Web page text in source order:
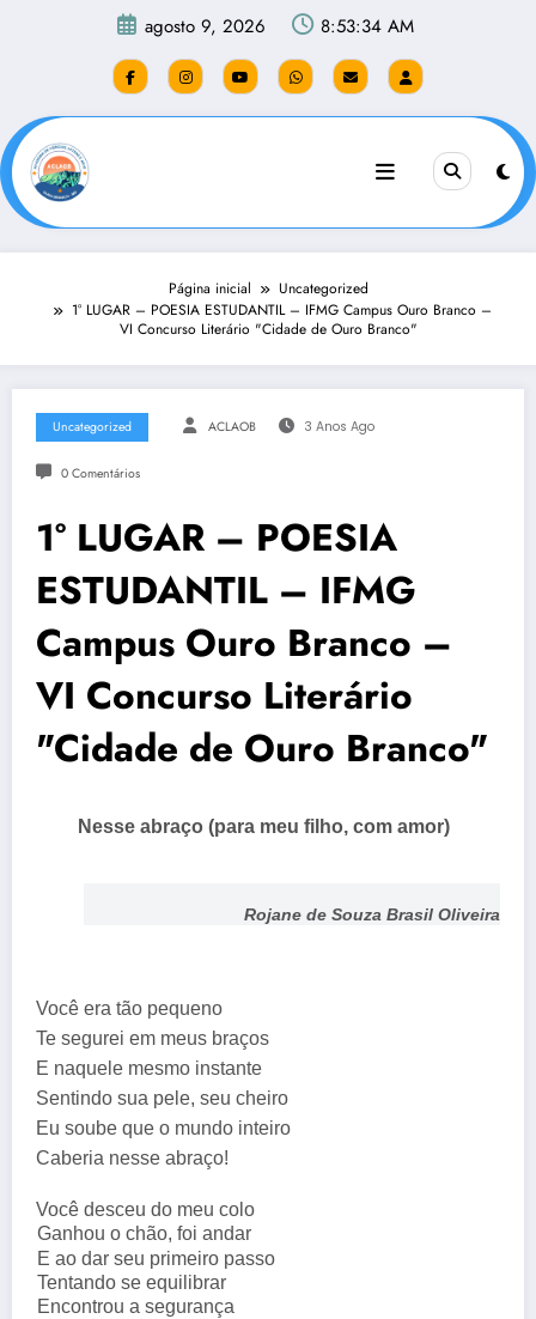
agosto 9, 2026 8:53:35 AM
Página inicial
Uncategorized
1° LUGAR – POESIA ESTUDANTIL – IFMG Campus Ouro Branco –
VI Concurso Literário "Cidade de Ouro Branco"
Uncategorized ACLAOB 3 Anos Ago
0 Comentários
1° LUGAR – POESIA
ESTUDANTIL – IFMG
Campus Ouro Branco –
VI Concurso Literário
"Cidade de Ouro Branco"
Nesse abraço (para meu filho, com amor)
Rojane de Souza Brasil Oliveira
Você era tão pequeno
Te segurei em meus braços
E naquele mesmo instante
Sentindo sua pele, seu cheiro
Eu soube que o mundo inteiro
Caberia nesse abraço!
Você desceu do meu colo
Ganhou o chão, foi andar
E ao dar seu primeiro passo
Tentando se equilibrar
Encontrou a segurança